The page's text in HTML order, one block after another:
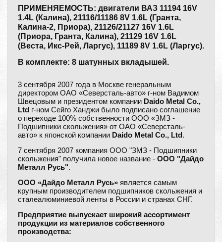
ПРИМЕНЯЕМОСТЬ: двигатели ВАЗ 11194 16V
1.4L (Калина), 21116/11186 8V 1.6L (Гранта,
Калина-2, Приора), 21126/21127 16V 1.6L
(Приора, Гранта, Калина), 21129 16V 1.6L
(Веста, Икс-Рей, Ларгус), 11189 8V 1.6L (Ларгус).
В комплекте: 8 шатунных вкладышей.
3 сентября 2007 года в Москве генеральным
директором ОАО «Северсталь-авто» г-ном Вадимом
Швецовым и президентом компании Daido Metal Co.,
Ltd г-ном Сейго Ханджи было подписано соглашение
о переходе 100% собственности ООО «ЗМЗ -
Подшипники скольжения» от ОАО «Северсталь-
авто» к японской компании Daido Metal Co., Ltd .
7 сентября 2007 компания ООО "ЗМЗ - Подшипники
скольжения" получила новое название - ООО "Дайдо
Металл Русь".
ООО «Дайдо Металл Русь» является самым
крупным производителем подшипников скольжения и
сталеалюминиевой ленты в России и странах СНГ.
Предприятие выпускает широкий ассортимент
продукции из материалов собственного
производства: